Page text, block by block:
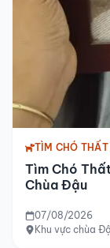
TÌM CHÓ
Tìm Chó
Chùa Đậu
07/08/2026
Khu vực chùa